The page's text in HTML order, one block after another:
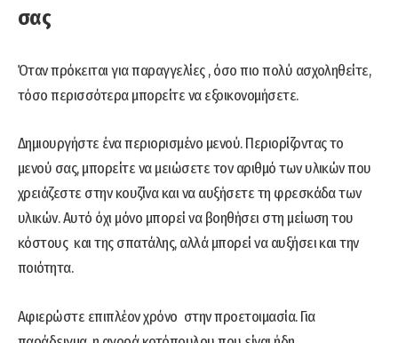
σας
Όταν πρόκειται για παραγγελίες , όσο πιο πολύ ασχοληθείτε,
τόσο περισσότερα μπορείτε να εξοικονομήσετε.
Δημιουργήστε ένα περιορισμένο μενού. Περιορίζοντας το
μενού σας, μπορείτε να μειώσετε τον αριθμό των υλικών που
χρειάζεστε στην κουζίνα και να αυξήσετε τη φρεσκάδα των
υλικών. Αυτό όχι μόνο μπορεί να βοηθήσει στη μείωση του
κόστους και της σπατάλης, αλλά μπορεί να αυξήσει και την
ποιότητα.
Αφιερώστε επιπλέον χρόνο στην προετοιμασία. Για